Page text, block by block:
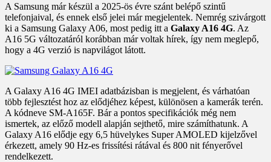
A Samsung már készül a 2025-ös évre szánt belépő szintű
telefonjaival, és ennek első jelei már megjelentek. Nemrég szivárgott
ki a Samsung Galaxy A06, most pedig itt a Galaxy A16 4G. Az
A16 5G változatáról korábban már voltak hírek, így nem meglepő,
hogy a 4G verzió is napvilágot látott.
A Galaxy A16 4G IMEI adatbázisban is megjelent, és várhatóan
több fejlesztést hoz az elődjéhez képest, különösen a kamerák terén.
A kódneve SM-A165F. Bár a pontos specifikációk még nem
ismertek, az előző modell alapján sejthető, mire számíthatunk. A
Galaxy A16 elődje egy 6,5 hüvelykes Super AMOLED kijelzővel
érkezett, amely 90 Hz-es frissítési rátával és 800 nit fényerővel
rendelkezett.